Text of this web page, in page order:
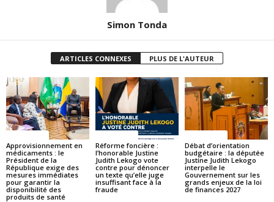
Simon Tonda
ARTICLES CONNEXES PLUS DE L'AUTEUR
Approvisionnement en
médicaments : le
Président de la
République exige des
mesures immédiates
pour garantir la
disponibilité des
produits de santé
Réforme foncière :
l’honorable Justine
Judith Lekogo vote
contre pour dénoncer
un texte qu’elle juge
insuffisant face à la
fraude
Débat d’orientation
budgétaire : la députée
Justine Judith Lekogo
interpelle le
Gouvernement sur les
grands enjeux de la loi
de finances 2027